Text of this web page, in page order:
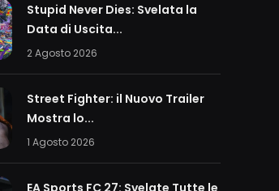
Stupid Never Dies: Svelata la
Data di Uscita...
2 Agosto 2026
Street Fighter: il Nuovo Trailer
Mostra lo...
1 Agosto 2026
EA Sports FC 27: Svelate Tutte le